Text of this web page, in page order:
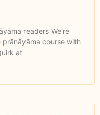
readers We’re
course with
at